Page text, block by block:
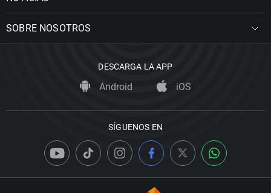
SOBRE NOSOTROS
DESCARGA LA APP
Android iOS
SÍGUENOS EN